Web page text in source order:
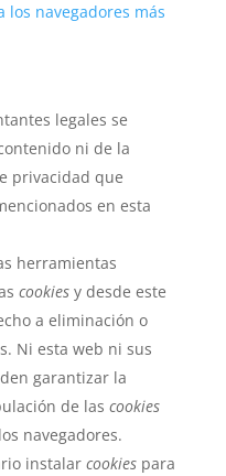
navegadores más
legales se
ni de la
privacidad que
en esta
herramientas
cookiesy desde este
a eliminación o
Ni esta web ni sus
garantizar la
de las cookies
navegadores.
instalar cookiespara